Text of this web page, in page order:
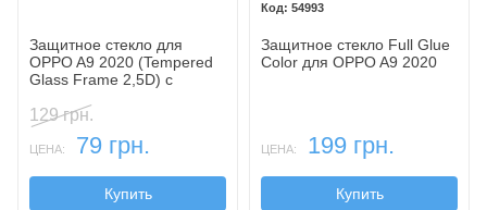
Защитное стекло для
OPPO A9 2020 (Tempered
Glass Frame 2,5D) с
129 грн.
ЦЕНА: 79 грн.
Купить
54993
Защитное стекло Full Glue
Color для OPPO A9 2020
ЦЕНА: 199 грн.
Купить